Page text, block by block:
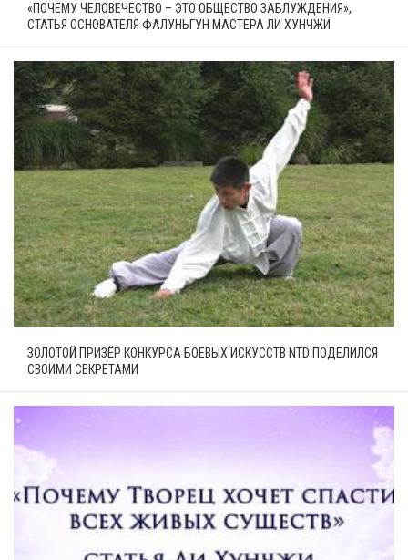
«ПОЧЕМУ ЧЕЛОВЕЧЕСТВО – ЭТО ОБЩЕСТВО ЗАБЛУЖДЕНИЯ»,
СТАТЬЯ ОСНОВАТЕЛЯ ФАЛУНЬГУН МАСТЕРА ЛИ ХУНЧЖИ
ЗОЛОТОЙ ПРИЗЁР КОНКУРСА БОЕВЫХ ИСКУССТВ NTD ПОДЕЛИЛСЯ
СВОИМИ СЕКРЕТАМИ